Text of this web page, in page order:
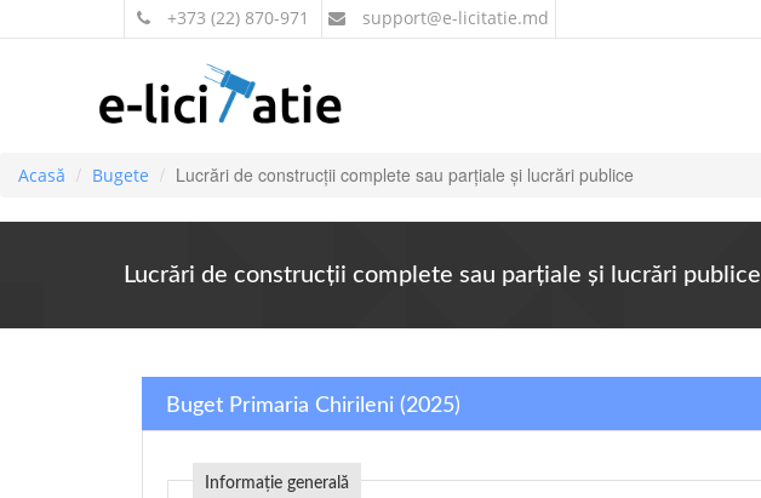
+373 (22) 870-971 support@e-licitatie.md
Acasă Bugete Lucrări de construcţii complete sau parţiale şi lucrări publice
Lucrări de construcţii complete sau parţiale şi lucrări publice
Buget Primaria Chirileni (2025)
Informație generală